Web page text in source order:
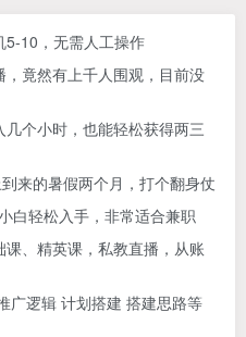
5-10，无需人工操作
竟然有上千人围观，目前没
个小时，也能轻松获得两三
来的暑假两个月，打个翻身仗
白轻松入手，非常适合兼职
、精英课，私教直播，从账
广逻辑 计划搭建 搭建思路等